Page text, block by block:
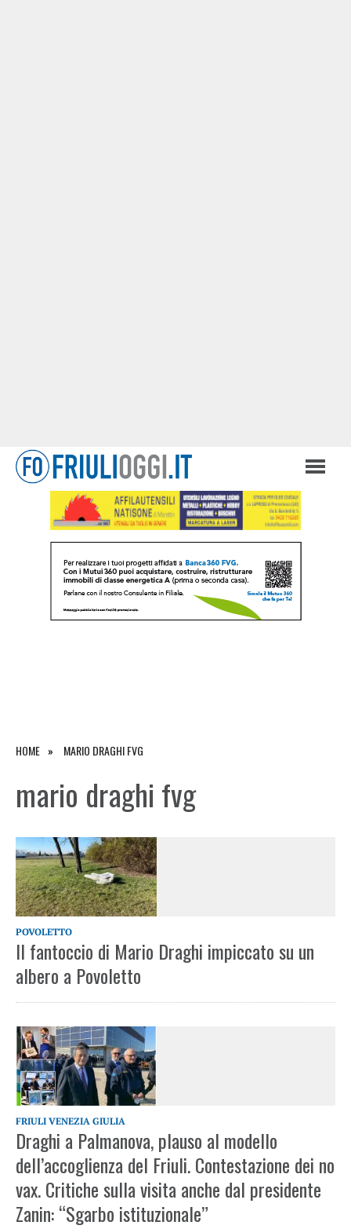
HOME MARIO DRAGHI FVG
mario draghi fvg
POVOLETTO
Il fantoccio di Mario Draghi impiccato su un
albero a Povoletto
FRIULI VENEZIA GIULIA
Draghi a Palmanova, plauso al modello
dell’accoglienza del Friuli. Contestazione dei no
vax. Critiche sulla visita anche dal presidente
Zanin: “Sgarbo istituzionale”